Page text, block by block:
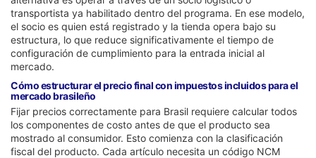
transportista ya habilitado dentro del programa. En ese modelo,
el socio es quien está registrado y la tienda opera bajo su
estructura, lo que reduce significativamente el tiempo de
configuración de cumplimiento para la entrada inicial al
mercado.
Cómo estructurar el precio final con impuestos incluidos para el
mercado brasileño
Fijar precios correctamente para Brasil requiere calcular todos
los componentes de costo antes de que el producto sea
mostrado al consumidor. Esto comienza con la clasificación
fiscal del producto. Cada artículo necesita un código NCM